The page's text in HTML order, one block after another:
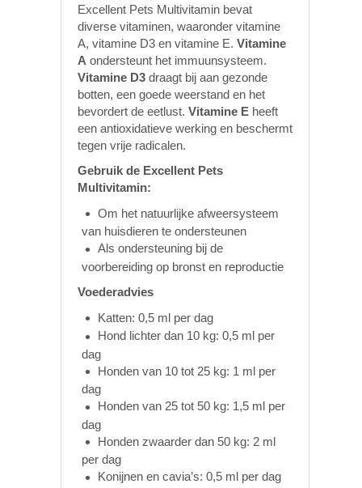
Excellent Pets Multivitamin bevat
diverse vitaminen, waaronder vitamine
A, vitamine D3 en vitamine E. Vitamine
A ondersteunt het immuunsysteem.
Vitamine D3 draagt bij aan gezonde
botten, een goede weerstand en het
bevordert de eetlust. Vitamine E heeft
een antioxidatieve werking en beschermt
tegen vrije radicalen.
Gebruik de Excellent Pets
Multivitamin:
Om het natuurlijke afweersysteem
van huisdieren te ondersteunen
Als ondersteuning bij de
voorbereiding op bronst en reproductie
Voederadvies
Katten: 0,5 ml per dag
Hond lichter dan 10 kg: 0,5 ml per
dag
Honden van 10 tot 25 kg: 1 ml per
dag
Honden van 25 tot 50 kg: 1,5 ml per
dag
Honden zwaarder dan 50 kg: 2 ml
per dag
Konijnen en cavia’s: 0,5 ml per dag